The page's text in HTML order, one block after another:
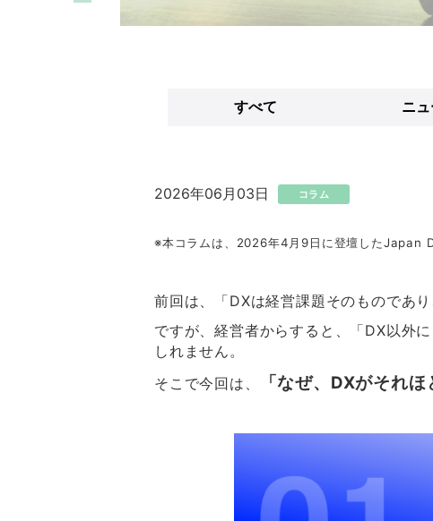
すべて ニ
2026年06月03日 コラム
※本コラムは、2026年4月9日に登壇したJapan
前回は、「DXは経営課題そのものであ
ですが、経営者からすると、「DX以外
しれません。
そこで今回は、
「なぜ、DXがそれ